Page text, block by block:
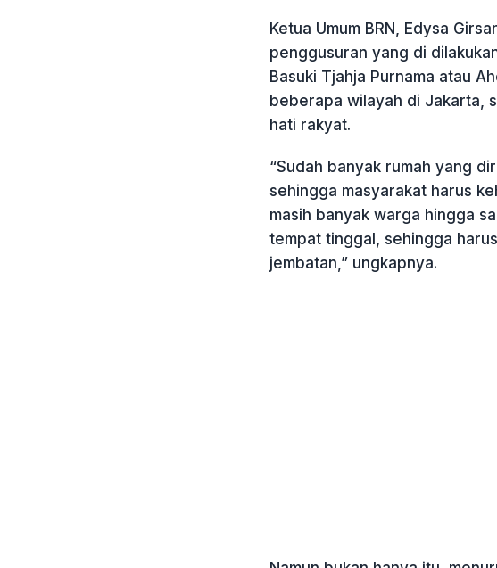
Ketua Umum BRN, Edysa
penggusuran yang di
Basuki Tjahja Purnama atau
beberapa wilayah di Jakarta,
hati rakyat.
“Sudah banyak rumah yang
sehingga masyarakat harus
masih banyak warga hingga
tempat tinggal, sehingga
jembatan,” ungkapnya.